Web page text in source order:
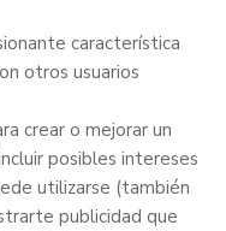
característica
otros usuarios
crear o mejorar un
posibles intereses
utilizarse (también
publicidad que